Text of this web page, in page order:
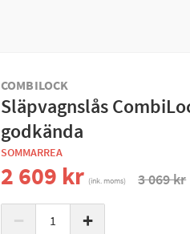
COMBILOCK
Släpvagnslås
godkända
SOMMARREA
2 609 kr (ink. moms) 3 069 kr
− +